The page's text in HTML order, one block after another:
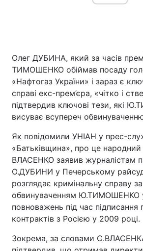
Олег ДУБИНА, який за часів
ТИМОШЕНКО обіймав посаду
«Нафтогаз України» і зараз є
справі екс-прем’єра, «чітко і
підтвердив ключові тези, які
висуває всупереч
Як повідомили УНІАН у прес-
«Батьківщина», про це народний
ВЛАСЕНКО заявив журналістам
О.ДУБИНИ у Печерському
розглядає кримінальну справу за
обвинуваченням Ю.ТИМОШЕНКО
повноважень під час підписання
контрактів з Росією у 2009 році.
Зокрема, за словами